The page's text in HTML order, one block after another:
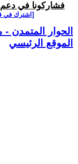
فشاركونا في دعم
[اشترك في
الحوار المتمدن -
الموقع الرئيسي